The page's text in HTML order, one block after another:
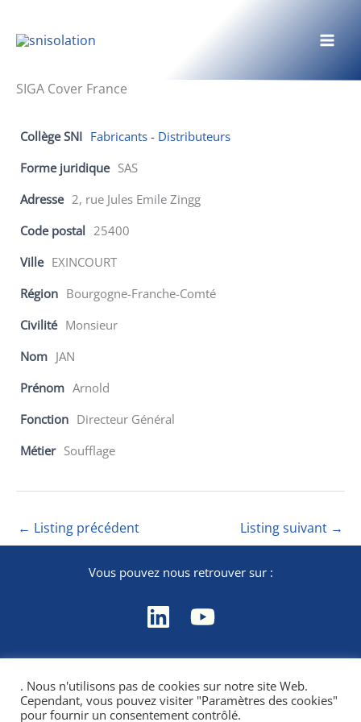
SIGA Cover France
Collège SNI Fabricants - Distributeurs
Forme juridique SAS
Adresse 2, rue Jules Emile Zingg
Code postal 25400
Ville EXINCOURT
Région Bourgogne-Franche-Comté
Civilité Monsieur
Nom JAN
Prénom Arnold
Fonction Directeur Général
Métier Soufflage
← Listing précédent Listing suivant →
Vous pouvez nous retrouver sur :
Mentions légales
Politique de confidentialité
. Nous n'utilisons pas de cookies sur notre site Web.
Cependant, vous pouvez visiter "Paramètres des cookies"
pour fournir un consentement contrôlé.